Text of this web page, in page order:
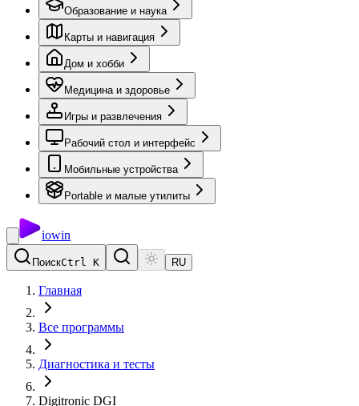
Образование и наука
Карты и навигация
Дом и хобби
Медицина и здоровье
Игры и развлечения
Рабочий стол и интерфейс
Мобильные устройства
Portable и малые утилиты
iowin
ПоискCtrl K RU
Главная
Все программы
Диагностика и тесты
Digitronic DGI